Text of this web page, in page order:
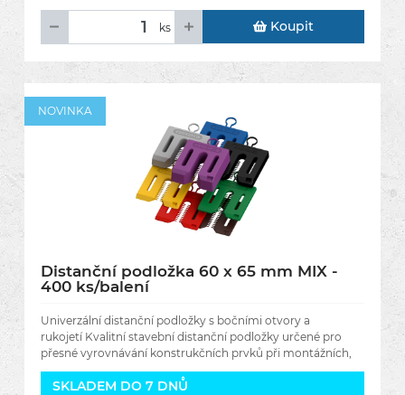
ks Koupit
NOVINKA
Distanční podložka 60 x 65 mm MIX -
400 ks/balení
Univerzální distanční podložky s bočními otvory a
rukojetí Kvalitní stavební distanční podložky určené pro
přesné vyrovnávání konstrukčních prvků při montážních,
SKLADEM DO 7 DNŮ